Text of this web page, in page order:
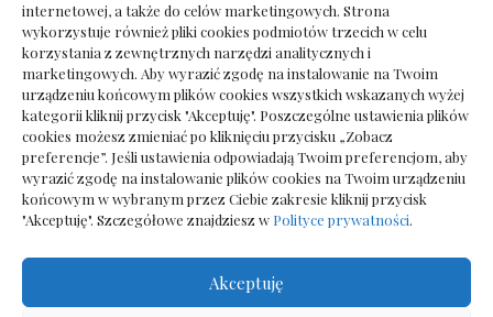
internetowej, a także do celów marketingowych. Strona
wykorzystuje również pliki cookies podmiotów trzecich w celu
korzystania z zewnętrznych narzędzi analitycznych i
marketingowych. Aby wyrazić zgodę na instalowanie na Twoim
urządzeniu końcowym plików cookies wszystkich wskazanych wyżej
kategorii kliknij przycisk "Akceptuję". Poszczególne ustawienia plików
cookies możesz zmieniać po kliknięciu przycisku „Zobacz
preferencje”. Jeśli ustawienia odpowiadają Twoim preferencjom, aby
wyrazić zgodę na instalowanie plików cookies na Twoim urządzeniu
końcowym w wybranym przez Ciebie zakresie kliknij przycisk
"Akceptuję". Szczegółowe znajdziesz w Polityce prywatności.
Akceptuję